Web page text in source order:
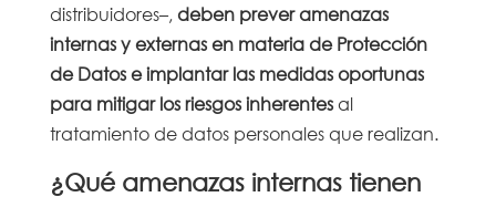
distribuidores–, deben prever amenazas
internas y externas en materia de Protección
de Datos e implantar las medidas oportunas
para mitigar los riesgos inherentesal
tratamiento de datos personales que realizan.
¿Qué amenazas internas tienen